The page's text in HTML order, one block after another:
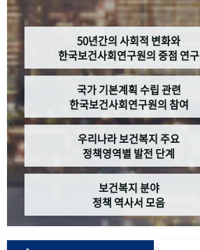
50년간의 사회적 변화와
한국보건사회연구원의 중점 연구
국가 기본계획 수립 관련
한국보건사회연구원의 참여
우리나라 보건복지 주요
정책영역별 발전 단계
보건복지 분야
정책 역사서 모음